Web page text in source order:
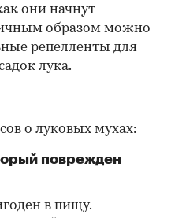
они начнут
образом можно
репелленты для
лука.
о луковых мухах:
поврежден
в пищу.